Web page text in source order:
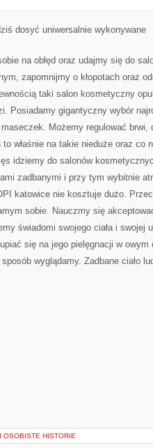
dosyć uniwersalnie wykonywane
na obłęd oraz udajmy się do
zapomnijmy o kłopotach oraz
taki salon kosmetyczny
Posiadamy gigantyczny wybór
Możemy regulować brwi,
właśnie na takie nieduże oraz co
idziemy do salonów
zadbanymi i przy tym wybitnie
katowice nie kosztuje dużo.
sobie. Nauczmy się
świadomi swojego ciała i swojej
się na jego pielęgnacji w owym
wyglądamy. Zadbane ciało
OSOBISTE HISTORIE